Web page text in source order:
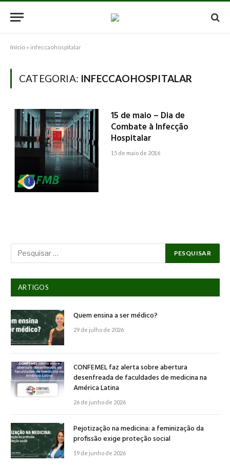
Início » infeccaohospitalar
CATEGORIA: INFECCAOHOSPITALAR
15 de maio – Dia de
Combate à Infecção
Hospitalar
15 de maio de 2016
ARTIGOS
Quem ensina a ser médico?
29 de julho de 2026
CONFEMEL faz alerta sobre abertura
desenfreada de faculdades de medicina na
América Latina
26 de junho de 2026
Pejotização na medicina: a feminização da
profissão exige proteção social
19 de junho de 2026